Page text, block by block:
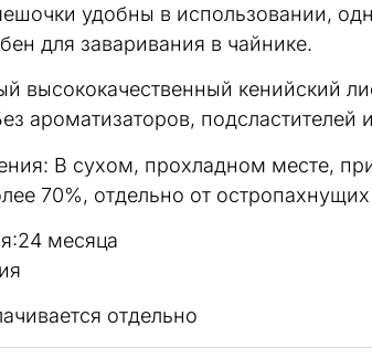
удобны в использовании,
для заваривания в чайнике.
высококачественный кенийский
ароматизаторов, подсластителей
В сухом, прохладном месте,
70%, отдельно от
месяца
отдельно